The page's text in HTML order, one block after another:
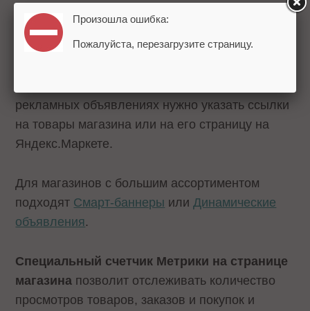
тратятся собственные деньги рекламодателя,
получить бонусы за бонусы не выйдет.
рекламных объявлениях нужно указать ссылки
на товары магазина или на его страницу на
Яндекс.Маркете.
Для магазинов с большим ассортиментом
подходят Смарт-баннеры или Динамические
объявления.
Специальный счетчик Метрики на странице
магазина позволит отслеживать количество
просмотров товаров, заказов и покупок и
Произошла ошибка:
Пожалуйста, перезагрузите страницу.